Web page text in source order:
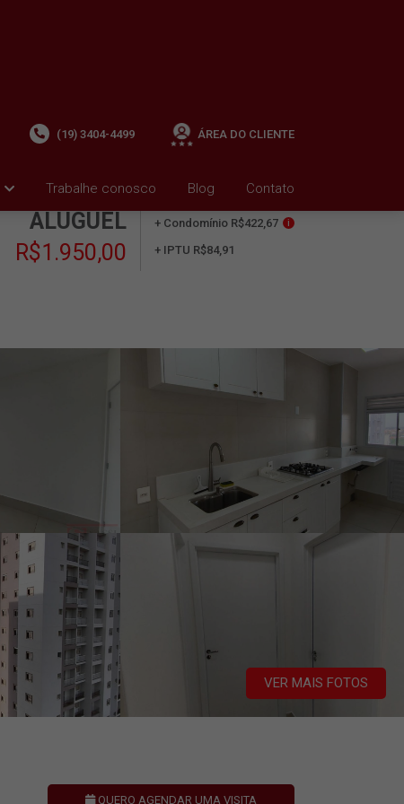
Trabalhe conosco Blog Contato
(19) 3404-4499 ÁREA DO CLIENTE
ALUGUEL
R$1.950,00
+ Condomínio R$422,67 i
+ IPTU R$84,91
VER MAIS FOTOS
QUERO AGENDAR UMA VISITA